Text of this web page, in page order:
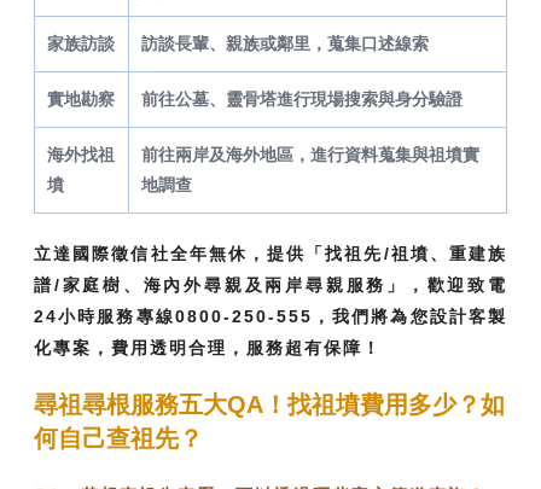
家族訪談 訪談長輩、親族或鄰里，蒐集口述線索
實地勘察 前往公墓、靈骨塔進行現場搜索與身分驗證
海外找祖
墳
前往兩岸及海外地區，進行資料蒐集與祖墳實
地調查
立達國際徵信社全年無休，提供「找祖先/祖墳、重建族
譜/家庭樹、海內外尋親及兩岸尋親服務」，歡迎致電
24小時服務專線0800-250-555，我們將為您設計客製
化專案，費用透明合理，服務超有保障！
尋祖尋根服務五大QA！找祖墳費用多少？如
何自己查祖先？